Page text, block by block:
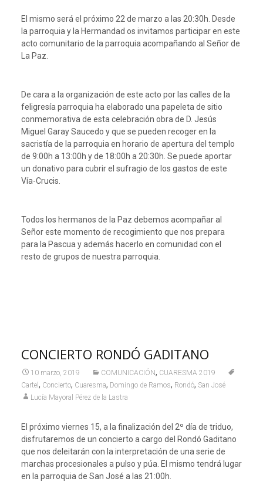
El mismo será el próximo 22 de marzo a las 20:30h. Desde
la parroquia y la Hermandad os invitamos participar en este
acto comunitario de la parroquia acompañando al Señor de
La Paz.
De cara a la organización de este acto por las calles de la
feligresía parroquia ha elaborado una papeleta de sitio
conmemorativa de esta celebración obra de D. Jesús
Miguel Garay Saucedo y que se pueden recoger en la
sacristía de la parroquia en horario de apertura del templo
de 9:00h a 13:00h y de 18:00h a 20:30h. Se puede aportar
un donativo para cubrir el sufragio de los gastos de este
Vía-Crucis.
Todos los hermanos de la Paz debemos acompañar al
Señor este momento de recogimiento que nos prepara
para la Pascua y además hacerlo en comunidad con el
resto de grupos de nuestra parroquia.
CONCIERTO RONDÓ GADITANO
10 marzo, 2019 COMUNICACIÓN, CUARESMA 2019
Cartel , Concierto, Cuaresma, Domingo de Ramos, Rondó, San José
Lucía Mayoral Pérez de la Lastra
El próximo viernes 15, a la finalización del 2º día de triduo,
disfrutaremos de un concierto a cargo del Rondó Gaditano
que nos deleitarán con la interpretación de una serie de
marchas procesionales a pulso y púa. El mismo tendrá lugar
en la parroquia de San José a las 21:00h.